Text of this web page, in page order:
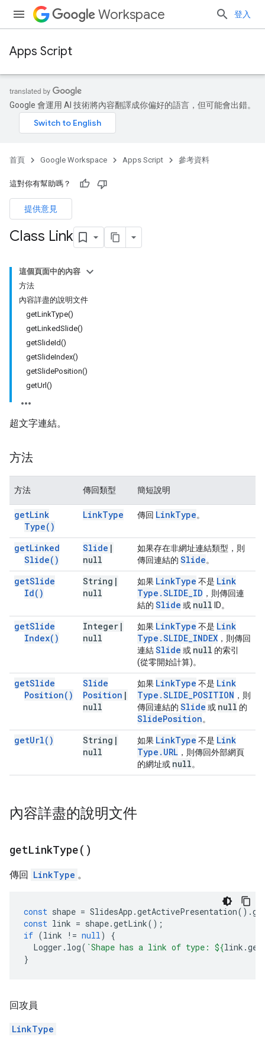
Workspace 登入
Apps Script
Google 會運用 AI 技術將內容翻譯成你偏好的語言，但可能會出錯。
首頁 Google Workspace Apps Script 參考資料
這對你有幫助嗎？
提供意見
Class Link
這個頁面中的內容
方法
內容詳盡的說明文件
getLinkType()
getLinkedSlide()
getSlideId()
getSlideIndex()
getSlidePosition()
getUrl()
超文字連結。
方法
方法 傳回類型 簡短說明
getLink
Type( )
LinkType 傳回 LinkType。
getLinked
Slide( )
Slide |
null
如果存在非網址連結類型，則
傳回連結的 Slide。
getSlide
Id( )
String |
null
如果 LinkType 不是 Link
Type .SLIDE_ID ，則傳回連
結的 Slide 或 null ID。
getSlide
Index( )
Integer |
null
如果 LinkType 不是 Link
Type .SLIDE_INDEX ，則傳回
連結Slide 或 null 的索引
(從零開始計算)。
getSlide
Position( )
Slide
Position |
null
如果 LinkType 不是 Link
Type .SLIDE_POSITION ，則
傳回連結的 Slide 或 null 的
SlidePosition。
getUrl( ) String |
null
如果 LinkType 不是 Link
Type . URL ，則傳回外部網頁
的網址或 null。
內容詳盡的說明文件
getLinkType( )
傳回 LinkType 。
const shape = SlidesApp .getActivePresentation().
const link = shape.getLink();
if (link != null)
{
Logger . log( `Shape has a link of type: ${link .
}
回攻員
LinkType